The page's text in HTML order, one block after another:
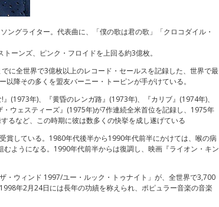
ングライター。代表曲に、「僕の歌は君の歌」「クロコダイル・
ーンズ、ピンク・フロイドを上回る約3億枚。
に全世界で3億枚以上のレコード・セールスを記録した、世界で最
降その多くを盟友バーニー・トーピンが手がけている。
(1973年)、『黄昏のレンガ路』(1973年)、『カリブ』(1974年)、
ウェスティーズ』(1975年)が7作連続全米首位を記録し、1975年
るなど、この時期に彼は数多くの快挙を成し遂げている
賞している。1980年代後半から1990年代前半にかけては、喉の病
ようになる。1990年代前半からは復調し、映画『ライオン・キン
・ウィンド 1997/ユー・ルック・トゥナイト」が、全世界で3,700
年2月24日には長年の功績を称えられ、ポピュラー音楽の音楽